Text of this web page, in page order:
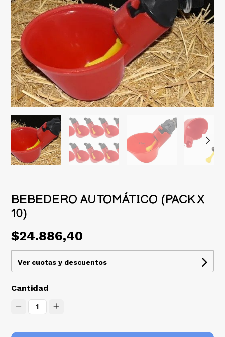
BEBEDERO AUTOMÁTICO (PACK X
10)
$24.886,40
Ver cuotas y descuentos
Cantidad
1